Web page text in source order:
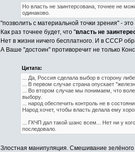
Но власть не заинтерсована, точнее не
одинаково.
"позволить с материальной точки зрения" -
Как раз точнее будет, что "власть не
Нет в жизни ничего бесплатного. И в СССР
А Ваше "достоин" противоречит не только
Цитата:
... Да, Россия сделала выбор в сторону
... В первом случае страна опускает
... Во втором случае мы понимаем, что
выбору.
... народ обеспечить контроль не в
Народ хочет, чтобы власть делала ему
... ГКЧП дал такой шанс всем... Нет ни у
последовало.
Злостная манипуляция. Смешивание зелёного